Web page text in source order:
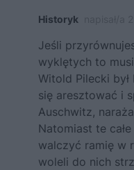
Historyk
Jeśli
wyklętych to
Witold Pilecki
się aresztować i
Auschwitz,
Natomiast te
walczyć ramię w
woleli do nich